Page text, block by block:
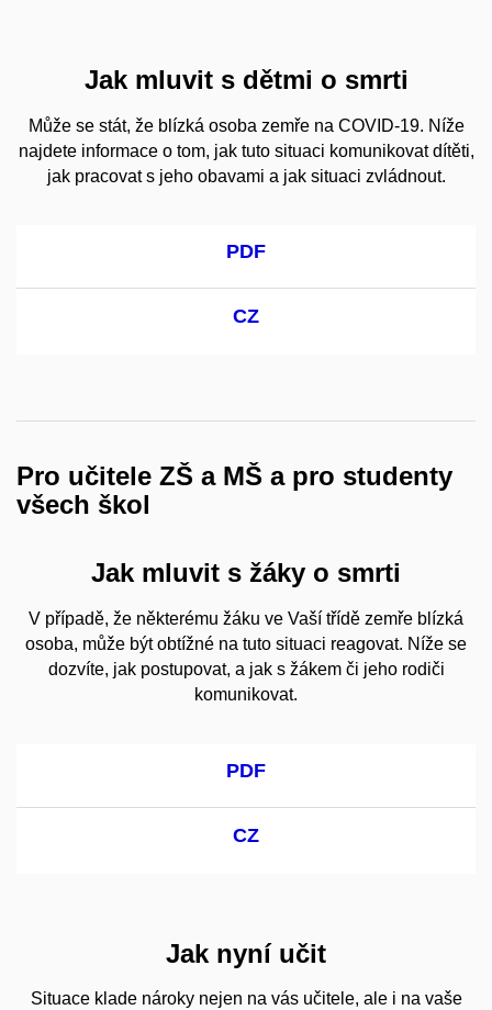
Jak mluvit s dětmi o smrti
Může se stát, že blízká osoba zemře na COVID-19. Níže
najdete informace o tom, jak tuto situaci komunikovat dítěti,
jak pracovat s jeho obavami a jak situaci zvládnout.
PDF
CZ
Pro učitele ZŠ a MŠ a pro studenty
všech škol
Jak mluvit s žáky o smrti
V případě, že některému žáku ve Vaší třídě zemře blízká
osoba, může být obtížné na tuto situaci reagovat. Níže se
dozvíte, jak postupovat, a jak s žákem či jeho rodiči
komunikovat.
PDF
CZ
Jak nyní učit
Situace klade nároky nejen na vás učitele, ale i na vaše